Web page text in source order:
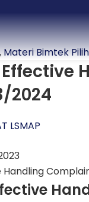
,Materi Bimtek
2024
LSMAP